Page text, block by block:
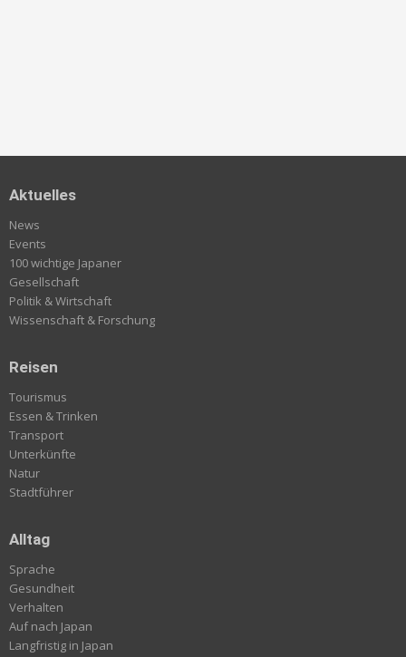
Aktuelles
News
Events
100 wichtige Japaner
Gesellschaft
Politik & Wirtschaft
Wissenschaft & Forschung
Reisen
Tourismus
Essen & Trinken
Transport
Unterkünfte
Natur
Stadtführer
Alltag
Sprache
Gesundheit
Verhalten
Auf nach Japan
Langfristig in Japan